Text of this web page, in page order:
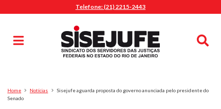
Telefone: (21) 2215-2443
Pesquisa
Home Notícias
Sisejufe aguarda proposta do governo anunciada pelo presidente do
Senado
MENU
Sindicalize-se
Jurídico